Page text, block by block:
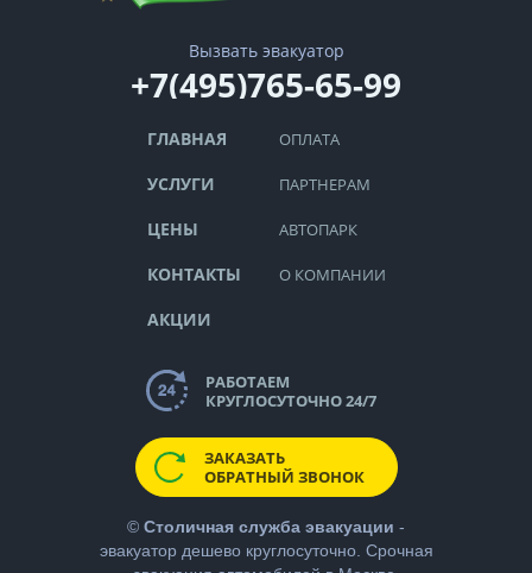
Вызвать эвакуатор
+7(495)765-65-99
ГЛАВНАЯ
УСЛУГИ
ЦЕНЫ
КОНТАКТЫ
АКЦИИ
ОПЛАТА
ПАРТНЕРАМ
АВТОПАРК
О КОМПАНИИ
РАБОТАЕМ
КРУГЛОСУТОЧНО 24/7
ЗАКАЗАТЬ
ОБРАТНЫЙ ЗВОНОК
© Столичная служба эвакуации -
эвакуатор дешевокруглосуточно. Срочная